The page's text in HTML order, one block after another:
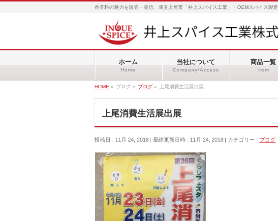
香辛料の魅力を販売・発信、埼玉上尾市「井上スパイス工業」・OEMスパイス製造
ホーム
Home
当社について
Company/Access
商品一覧
Item
HOME » ブログ » ブログ » 上尾消費生活展出展
上尾消費生活展出展
投稿日 : 11月 24, 2018 最終更新日時 : 11月 24, 2018 カテゴリー : ブログ